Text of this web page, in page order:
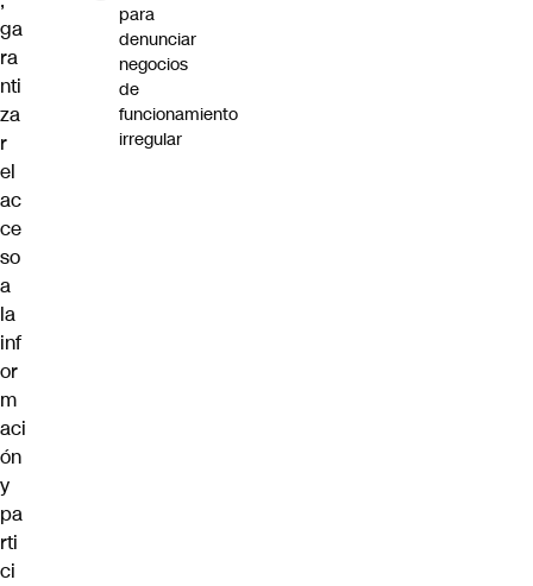
ga
ra
nti
za
r
el
ac
ce
so
a
la
inf
or
m
aci
ón
y
pa
rti
ci
para
denunciar
negocios
de
funcionamiento
irregular